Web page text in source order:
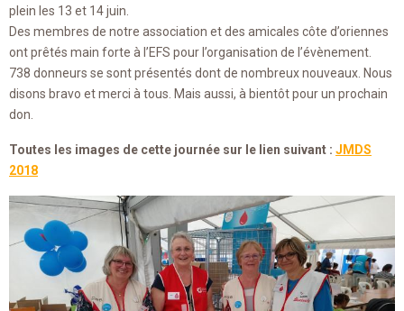
plein les 13 et 14 juin.
Des membres de notre association et des amicales côte d’oriennes
ont prêtés main forte à l’EFS pour l’organisation de l’évènement.
738 donneurs se sont présentés dont de nombreux nouveaux. Nous
disons bravo et merci à tous. Mais aussi, à bientôt pour un prochain
don.
Toutes les images de cette journée sur le lien suivant : JMDS
2018